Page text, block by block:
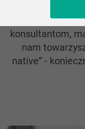
całym
partnerom,
konsultantom,
nam
native” -